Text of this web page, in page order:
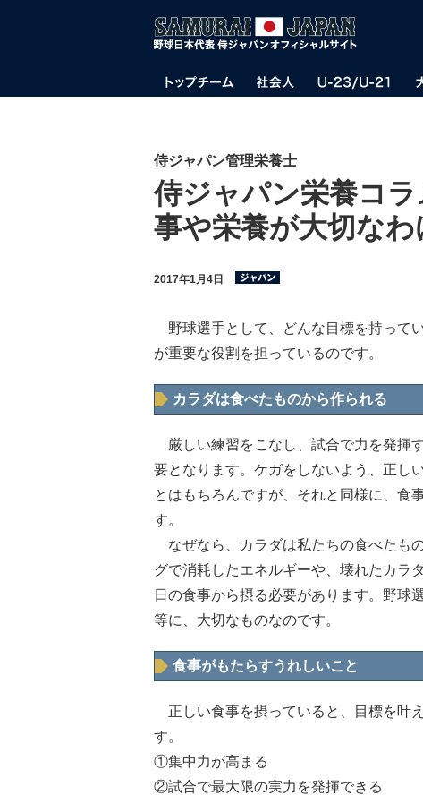
侍ジャパン管理栄養士
侍ジャパン栄養コ
事や栄養が大切なわ
2017年1月4日
野球選手として、どんな目標を持って
が重要な役割を担っているのです。
カラダは食べたものから作られる
厳しい練習をこなし、試合で力を発揮
要となります。ケガをしないよう、正し
とはもちろんですが、それと同様に、食
す。
なぜなら、カラダは私たちの食べたも
グで消耗したエネルギーや、壊れたカラ
日の食事から摂る必要があります。野球
等に、大切なものなのです。
食事がもたらすうれしいこと
正しい食事を摂っていると、目標を叶
す。
①集中力が高まる
②試合で最大限の実力を発揮できる